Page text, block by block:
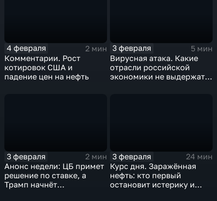
4 февраля
2 мин
Комментарии. Рост
котировок США и
падение цен на нефть
3 февраля
5 мин
Вирусная атака. Какие
отрасли российской
экономики не выдержат
3 февраля
2 мин
Анонс недели: ЦБ примет
решение по ставке, а
Трамп начнёт
3 февраля
24 мин
Курс дня. Заражённая
нефть: кто первый
остановит истерику и